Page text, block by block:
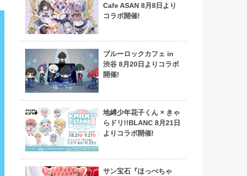
Cafe ASAN 8月8日より
コラボ開催!
ブルーロックカフェ in
渋谷 8月20日よりコラボ
開催!
地縛少年花子くん × きゃ
らドリ!!BLANC 8月21日
よりコラボ開催!
サン宝石『ほっぺちゃ